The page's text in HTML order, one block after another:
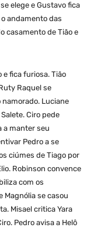
elege e Gustavo fica
andamento das
casamento de Tião e
e fica furiosa. Tião
Raquel se
Luciane
Ciro pede
a manter seu
Pedro a se
ciúmes de Tiago por
Robinson convence
com os
Magnólia se casou
Misael critica Yara
Pedro avisa a Helô